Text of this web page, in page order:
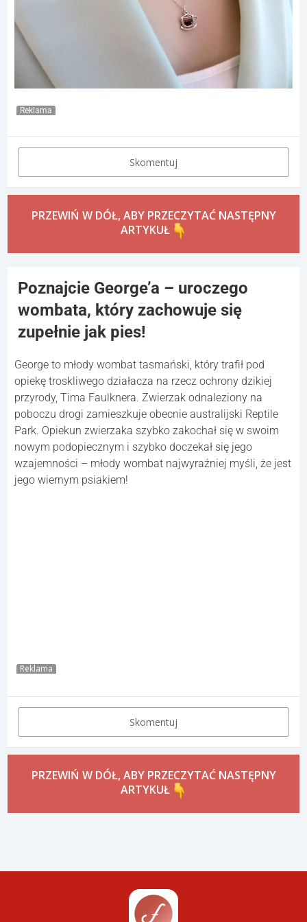
Reklama
Skomentuj
PRZEWIŃ W DÓŁ, ABY PRZECZYTAĆ NASTĘPNY
ARTYKUŁ
Poznajcie George’a – uroczego
wombata, który zachowuje się
zupełnie jak pies!
George to młody wombat tasmański, który trafił pod
opiekę troskliwego działacza na rzecz ochrony dzikiej
przyrody, Tima Faulknera. Zwierzak odnaleziony na
poboczu drogi zamieszkuje obecnie australijski Reptile
Park. Opiekun zwierzaka szybko zakochał się w swoim
nowym podopiecznym i szybko doczekał się jego
wzajemności – młody wombat najwyraźniej myśli, że jest
jego wiernym psiakiem!
Reklama
Skomentuj
PRZEWIŃ W DÓŁ, ABY PRZECZYTAĆ NASTĘPNY
ARTYKUŁ